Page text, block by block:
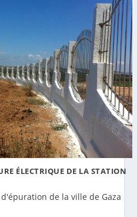
ÉLECTRIQUE DE LA STATION
de la ville de Gaza